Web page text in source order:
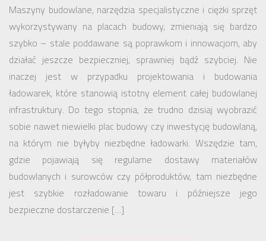
Maszyny budowlane, narzędzia specjalistyczne i ciężki sprzęt
wykorzystywany na placach budowy, zmieniają się bardzo
szybko – stale poddawane są poprawkom i innowacjom, aby
działać jeszcze bezpieczniej, sprawniej bądź szybciej. Nie
inaczej jest w przypadku projektowania i budowania
ładowarek, które stanowią istotny element całej budowlanej
infrastruktury. Do tego stopnia, że trudno dzisiaj wyobrazić
sobie nawet niewielki plac budowy czy inwestycję budowlaną,
na którym nie byłyby niezbędne ładowarki. Wszędzie tam,
gdzie pojawiają się regularne dostawy materiałów
budowlanych i surowców czy półproduktów, tam niezbędne
jest szybkie rozładowanie towaru i późniejsze jego
bezpieczne dostarczenie […]